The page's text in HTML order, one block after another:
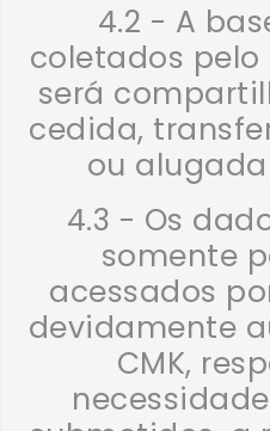
4.2 - A
coletados pelo
será
cedida,
ou
4.3 - Os
somente
acessados
devidamente
CMK,